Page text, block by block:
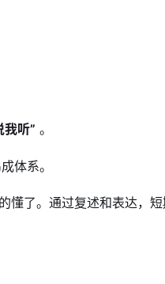
我听” 。
体系。
了。通过复述和表达，